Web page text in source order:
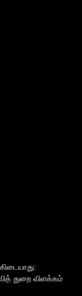
துறை விளக்கம்